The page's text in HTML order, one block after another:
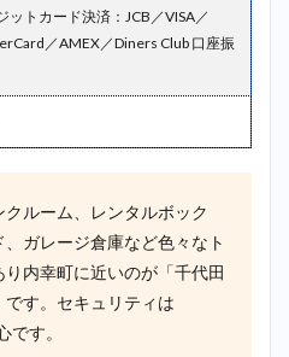
ットカード決済：JCB／VISA／
／AMEX／Diners Club 口座振
クルーム、レンタルボック
ガレージ倉庫など色々なト
内幸町に近いのが「千代田
す。セキュリティは
です。